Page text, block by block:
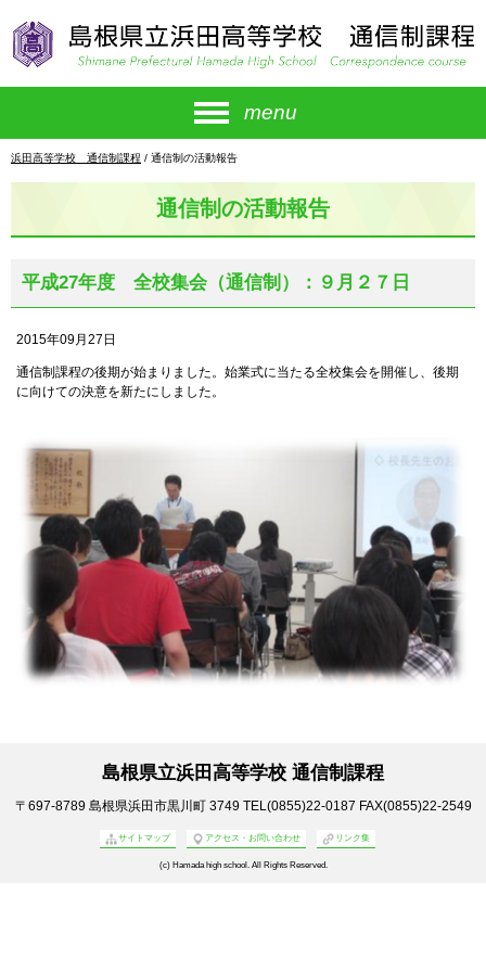
menu
現
浜田高等学校 通信制課程 / 通信制の活動報告
通信制の活動報告
平成27年度 全校集会（通信制）：９月２７日
2015年09月27日
通信制課程の後期が始まりました。始業式に当たる全校集会を開催し、後期
に向けての決意を新たにしました。
島根県立浜田高等学校 通信制課程
〒697-8789 島根県浜田市黒川町 3749 TEL(0855)22-0187 FAX(0855)22-2549
サイトマップ アクセス・お問い合わせ リンク集
(c) Hamada high school. All Rights Reserved.